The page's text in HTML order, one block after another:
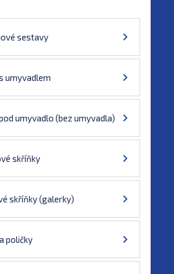
sestavy
umyvadlem
umyvadlo (bez umyvadla)
skříňky
skříňky (galerky)
poličky